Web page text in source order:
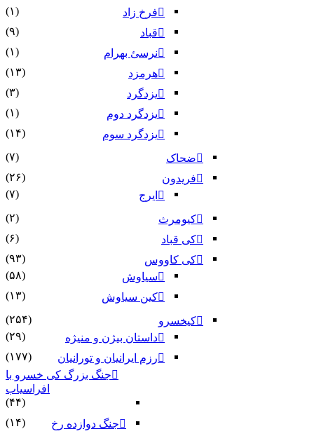
فرخ زاد
(۱)
قباد
(۹)
نرسئ بهرام‏
(۱)
هرمزد
(۱۳)
یزدگرد
(۳)
یزدگرد دوم
(۱)
یزدگرد سوم
(۱۴)
ضحاک
(۷)
فریدون
(۲۶)
ایرج
(۷)
کیومرث
(۲)
کی قباد
(۶)
کی کاووس
(۹۳)
سیاوش
(۵۸)
کین سیاوش
(۱۳)
کیخسرو
(۲۵۴)
داستان بیژن و منیژه
(۲۹)
رزم ایرانیان و تورانیان
(۱۷۷)
جنگ بزرگ کی خسرو با
افراسیاب
(۴۴)
جنگ دوازده رخ
(۱۴)